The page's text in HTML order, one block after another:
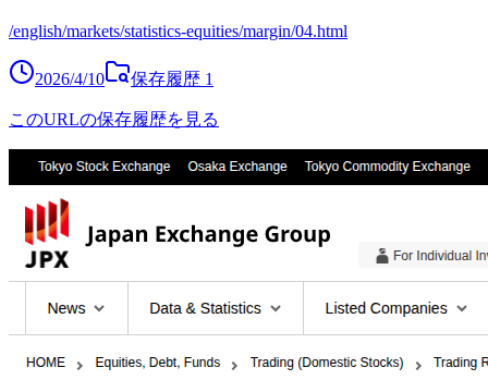
/english/markets/statistics-equities/margin/04.html
2026/4/10 保存履歴 1
このURLの保存履歴を見る